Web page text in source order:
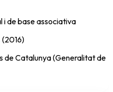
de base associativa
(2016)
de Catalunya (Generalitat de